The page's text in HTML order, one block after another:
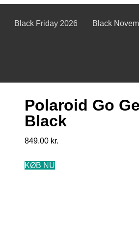
Black Friday 2026 Black
Polaroid Go
Black
849.00 kr.
KØB NU